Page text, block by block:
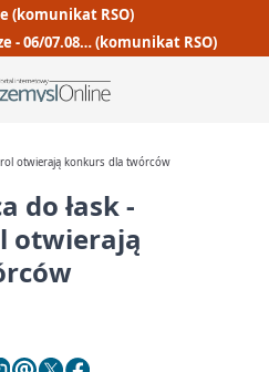
(komunikat RSO)
- 06/07.08… (komunikat RSO)
otwierają konkurs dla twórców
do łask -
otwierają